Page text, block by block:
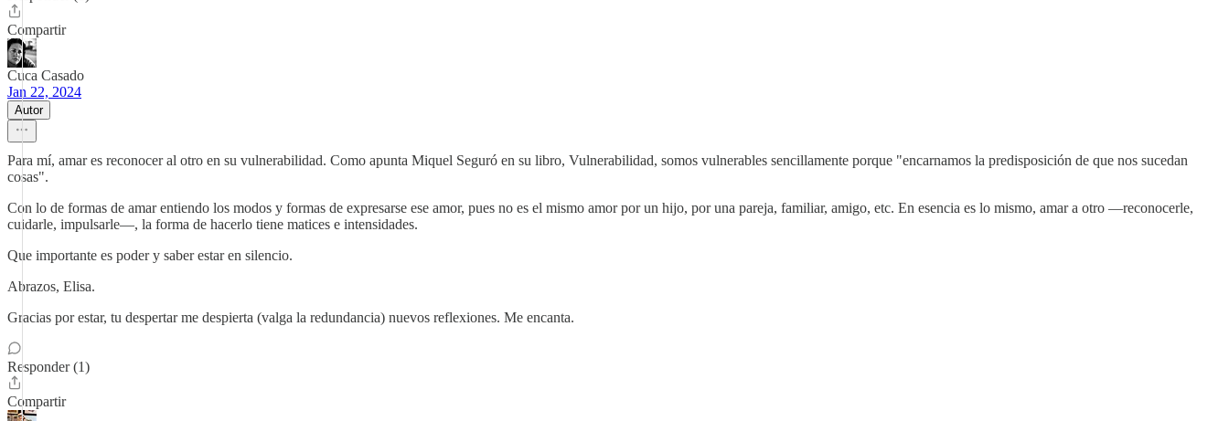
Compartir
Cuca Casado
Jan 22, 2024
Autor
Para mí, amar es reconocer al otro en su vulnerabilidad. Como apunta Miquel Seguró en su libro, Vulnerabilidad, somos vulnerables sencillamente porque "encarnamos la predisposición de que nos sucedan
cosas".
Con lo de formas de amar entiendo los modos y formas de expresarse ese amor, pues no es el mismo amor por un hijo, por una pareja, familiar, amigo, etc. En esencia es lo mismo, amar a otro —reconocerle,
cuidarle, impulsarle—, la forma de hacerlo tiene matices e intensidades.
Que importante es poder y saber estar en silencio.
Abrazos, Elisa.
Gracias por estar, tu despertar me despierta (valga la redundancia) nuevos reflexiones. Me encanta.
Responder (1)
Compartir